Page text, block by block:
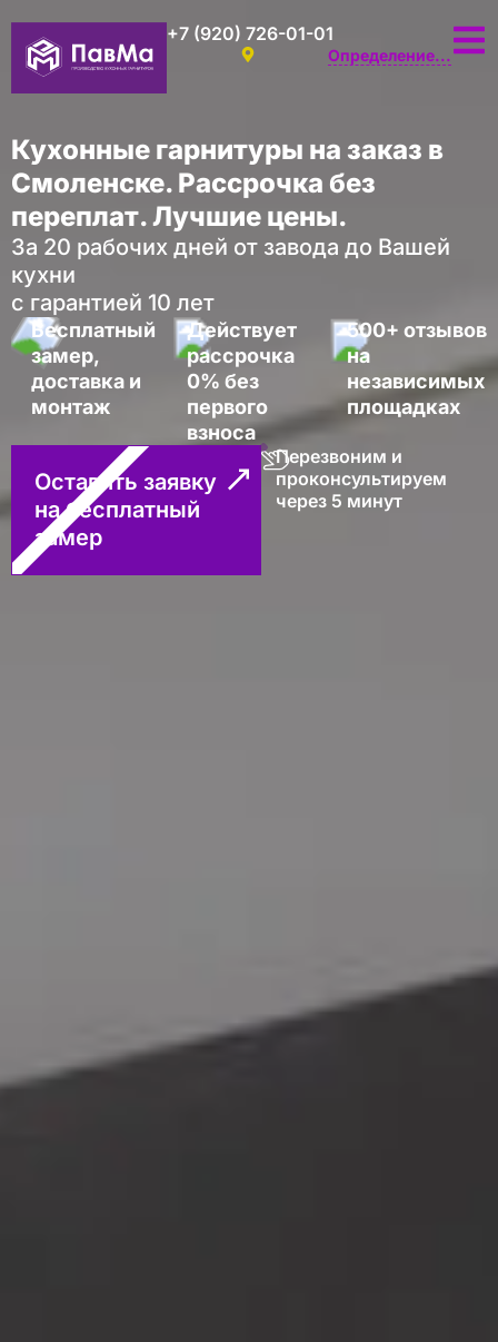
+7 (920) 726-01-01
Определение...
Кухонные гарнитуры на заказ в
Смоленске. Рассрочка без
переплат. Лучшие цены.
За 20 рабочих дней от завода до Вашей
кухни
с гарантией 10 лет
Бесплатный
замер,
доставка и
монтаж
Действует
рассрочка
0% без
первого
взноса
500+ отзывов
на
независимых
площадках
Оставить заявку
на бесплатный
замер
Перезвоним и
проконсультируем
через 5 минут